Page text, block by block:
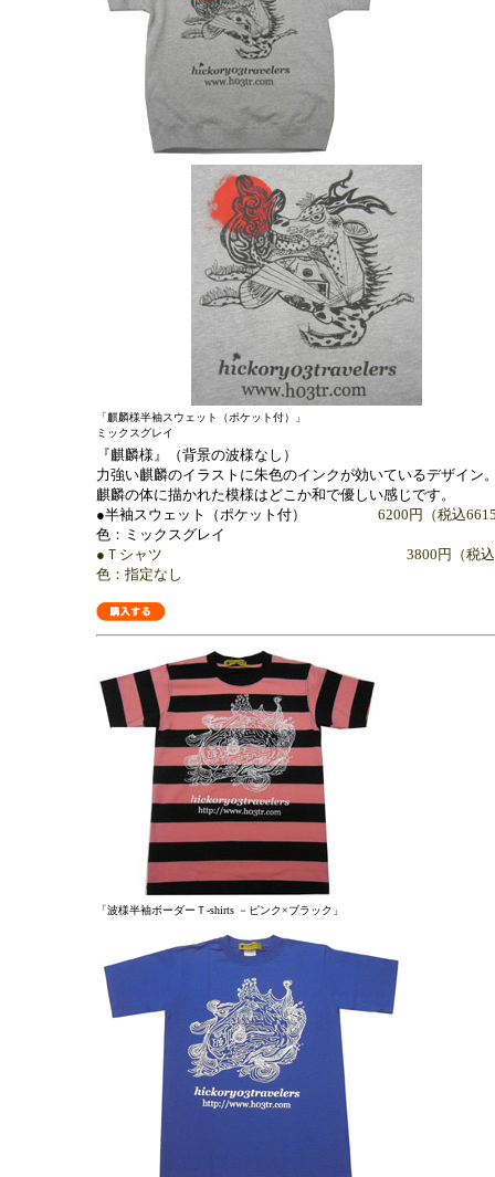
「麒麟様半袖スウェット（ポケット付）」
ミックスグレイ
『麒麟様』（背景の波様なし）
力強い麒麟のイラストに朱色のインクが効いているデザイン
麒麟の体に描かれた模様はどこか和で優しい感じです。
●半袖スウェット（ポケット付）
6200円（税込6615
色：ミックスグレイ
●Ｔシャツ 3800円（税込
色：指定なし
「波様半袖ボーダーＴ-shirts －ピンク×ブラック」